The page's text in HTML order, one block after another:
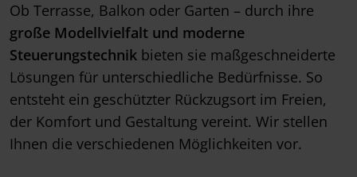
Ob Terrasse, Balkon oder Garten – durch ihre
große Modellvielfalt und moderne
Steuerungstechnik bieten sie maßgeschneiderte
Lösungen für unterschiedliche Bedürfnisse. So
entsteht ein geschützter Rückzugsort im Freien,
der Komfort und Gestaltung vereint. Wir stellen
Ihnen die verschiedenen Möglichkeiten vor.